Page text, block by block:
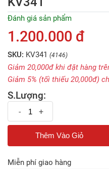
Đánh giá sản phẩm
1.200.000 đ
SKU: KV341 (4146)
Giảm 20,000đ khi đặt hàng
Giảm 5% (tối thiếu 20,000đ)
S.Lượng:
- +
Miễn phí giao hàng